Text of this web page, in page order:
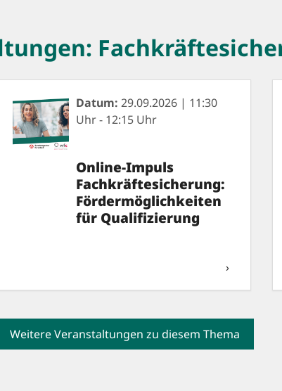
Datum: 29.09.2026 | 11:30
Uhr - 12:15 Uhr
Online-Impuls
Fachkräftesicherung:
Fördermöglichkeiten
für Qualifizierung
›
Weitere Veranstaltungen zu diesem Thema